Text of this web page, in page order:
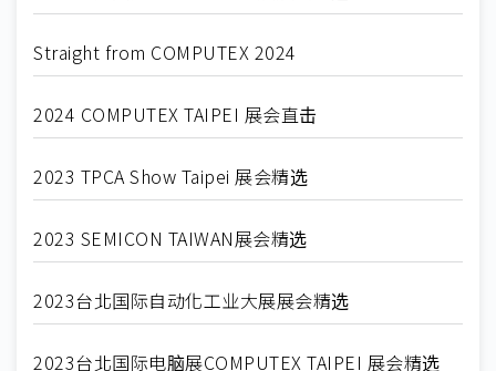
Straight from COMPUTEX 2024
2024 COMPUTEX TAIPEI 展会直击
2023 TPCA Show Taipei 展会精选
2023 SEMICON TAIWAN展会精选
2023台北国际自动化工业大展展会精选
2023台北国际电脑展COMPUTEX TAIPEI 展会精选